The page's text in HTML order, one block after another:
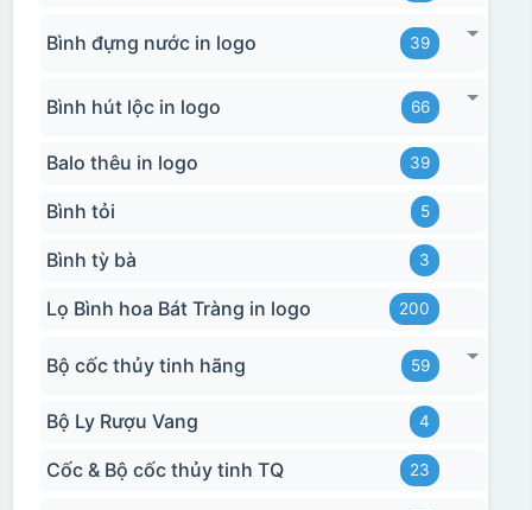
Bình đựng nước in logo 39
Bình hút lộc in logo 66
Balo thêu in logo 39
Bình tỏi 5
Bình tỳ bà 3
Lọ Bình hoa Bát Tràng in logo 200
Bộ cốc thủy tinh hãng 59
Bộ Ly Rượu Vang 4
Cốc & Bộ cốc thủy tinh TQ 23